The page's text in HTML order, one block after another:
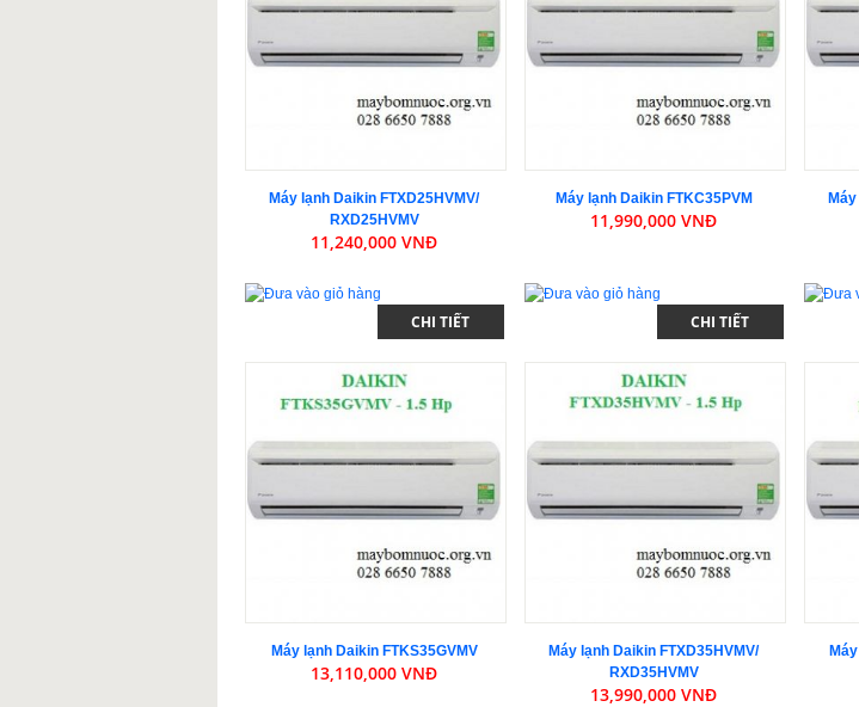
Máy lạnh Daikin FTXD25HVMV/
RXD25HVMV
11,240,000 VNĐ
CHI TIẾT
Máy lạnh Daikin FTKC35PVM
11,990,000 VNĐ
CHI TIẾT
Máy
Máy lạnh Daikin FTKS35GVMV
13,110,000 VNĐ
Máy lạnh Daikin FTXD35HVMV/
RXD35HVMV
13,990,000 VNĐ